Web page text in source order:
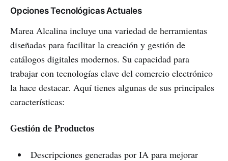
Opciones Tecnológicas Actuales
Marea Alcalina incluye una variedad de herramientas
diseñadas para facilitar la creación y gestión de
catálogos digitales modernos. Su capacidad para
trabajar con tecnologías clave del comercio electrónico
la hace destacar. Aquí tienes algunas de sus principales
características:
Gestión de Productos
Descripciones generadas por IA para mejorar